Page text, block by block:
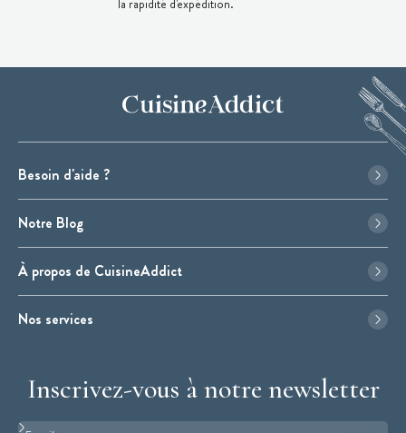
la rapidité d'expédition.
Besoin d'aide ?
Notre Blog
À propos de CuisineAddict
Nos services
Inscrivez-vous à notre newsletter